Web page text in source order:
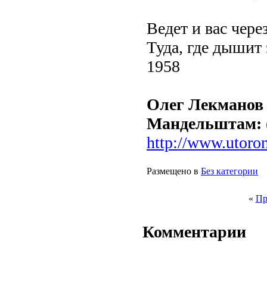
Ведет и вас
Туда, где дышит
1958
Олег
Мандельштам:
http://
Размещено в Без категории
«
Комментарии